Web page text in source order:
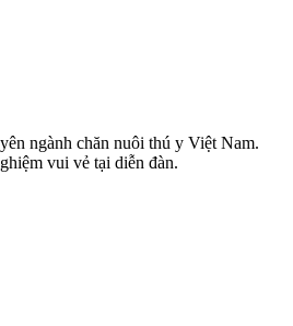
ngành chăn nuôi thú y Việt Nam.
vui vẻ tại diễn đàn.